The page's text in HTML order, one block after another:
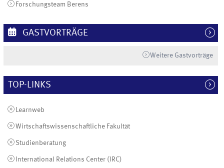
Forschungsteam Berens
GASTVORTRÄGE
Weitere Gastvorträge
TOP-LINKS
Learnweb
Wirtschaftswissenschaftliche Fakultät
Studienberatung
International Relations Center (IRC)